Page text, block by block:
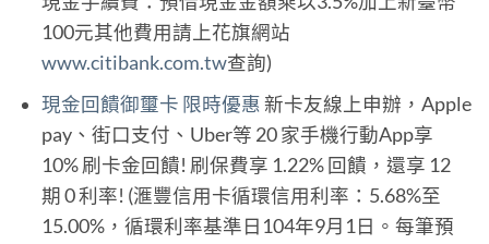
100元其他費用請上花旗網站
www.citibank.com.tw查詢)
現金回饋御璽卡 限時優惠新卡友線上申辦，Apple
pay、街口支付、Uber等 20 家手機行動App享
10% 刷卡金回饋! 刷保費享 1.22% 回饋，還享 12
期 0 利率! (滙豐信用卡循環信用利率：5.68%至
15.00%，循環利率基準日104年9月1日。每筆預